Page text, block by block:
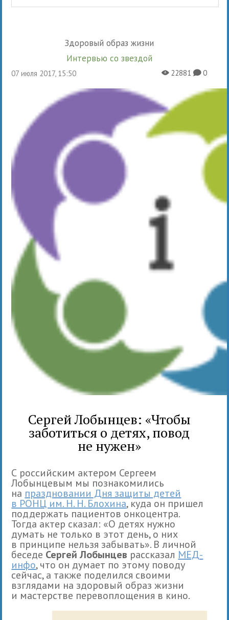
Здоровый образ жизни
Интервью со звездой
07 июля 2017, 15:50 X22881K0
Сергей Лобынцев: «Чтобы
заботиться о детях, повод
не нужен»
С российским актером Сергеем
Лобынцевым мы познакомились
на праздновании Дня защиты детей
в РОНЦ им. Н. Н. Блохина, куда он пришел
поддержать пациентов онкоцентра.
Тогда актер сказал: «О детях нужно
думать не только в этот день, о них
в принципе нельзя забывать». В личной
беседе Сергей Лобынцев рассказал МЕД-
инфо, что он думает по этому поводу
сейчас, а также поделился своими
взглядами на здоровый образ жизни
и мастерстве перевоплощения в кино.